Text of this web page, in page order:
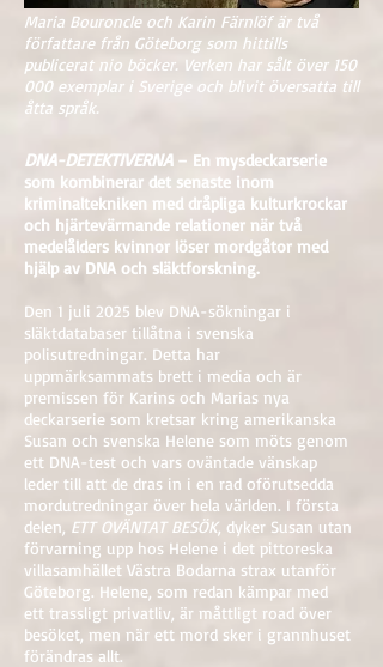
Maria Bouroncle och Karin Färnlöf är två
författare från Göteborg som hittills
publicerat nio böcker. Verken har sålt över 150
000 exemplar i Sverige och blivit översatta till
åtta språk.
DNA-DETEKTIVERNA– En mysdeckarserie
som kombinerar det senaste inom
kriminaltekniken med dråpliga kulturkrockar
och hjärtevärmande relationer när två
medelålders kvinnor löser mordgåtor med
hjälp av DNA och släktforskning.
Den 1 juli 2025 blev DNA-sökningar i
släktdatabaser tillåtna i svenska
polisutredningar. Detta har
uppmärksammats brett i media och är
premissen för Karins och Marias nya
deckarserie som kretsar kring amerikanska
Susan och svenska Helene som möts genom
ett DNA-test och vars oväntade vänskap
leder till att de dras in i en rad oförutsedda
mordutredningar över hela världen. I första
delen, ETT OVÄNTAT BESÖK, dyker Susan utan
förvarning upp hos Helene i det pittoreska
villasamhället Västra Bodarna strax utanför
Göteborg. Helene, som redan kämpar med
ett trassligt privatliv, är måttligt road över
besöket, men när ett mord sker i grannhuset
förändras allt.